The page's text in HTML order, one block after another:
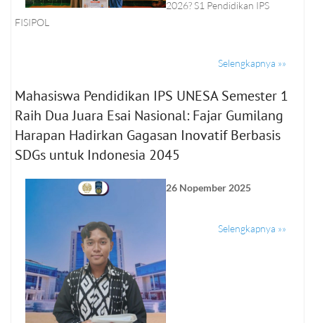
2026? S1 Pendidikan IPS
FISIPOL
Selengkapnya »»
Mahasiswa Pendidikan IPS UNESA Semester 1
Raih Dua Juara Esai Nasional: Fajar Gumilang
Harapan Hadirkan Gagasan Inovatif Berbasis
SDGs untuk Indonesia 2045
26 Nopember 2025
Selengkapnya »»